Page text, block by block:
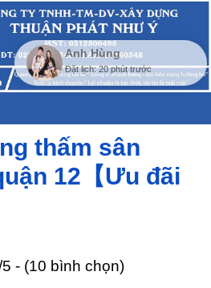
thấm sân
12【Ưu đãi
5 - (10 bình chọn)
Anh Hùng
Đặt lịch: 20 phút trước